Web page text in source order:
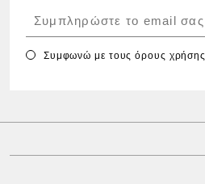
Συμφωνώ με τουςόρους χρήσης